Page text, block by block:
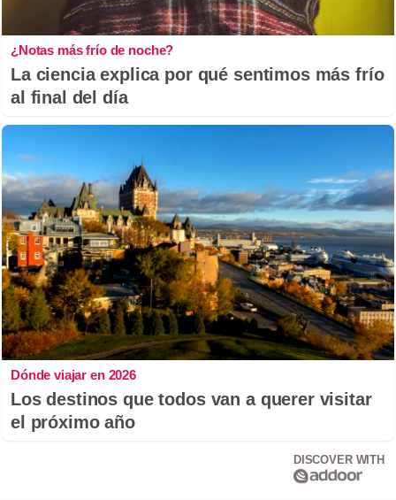
¿Notas más frío de noche?
La ciencia explica por qué sentimos más frío
al final del día
Dónde viajar en 2026
Los destinos que todos van a querer visitar
el próximo año
DISCOVER WITH